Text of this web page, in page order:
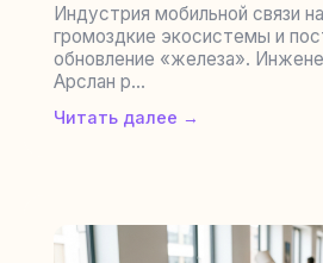
Индустрия мобильной связи
громоздкие экосистемы и
обновление «железа».
Арслан р...
Читать далее →